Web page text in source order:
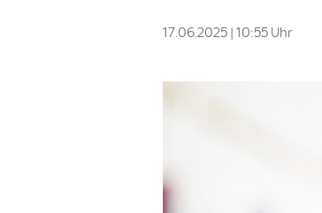
17.06.2025 | 10:55 Uhr